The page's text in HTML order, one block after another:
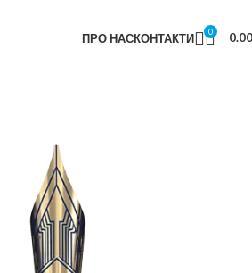
ПРО НАСКОНТАКТИ 0 0.00